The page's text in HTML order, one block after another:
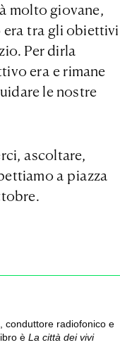
molto giovane,
era tra gli obiettivi
Per dirla
era e rimane
le nostre
ascoltare,
a piazza
conduttore radiofonico e
èLa città dei vivi